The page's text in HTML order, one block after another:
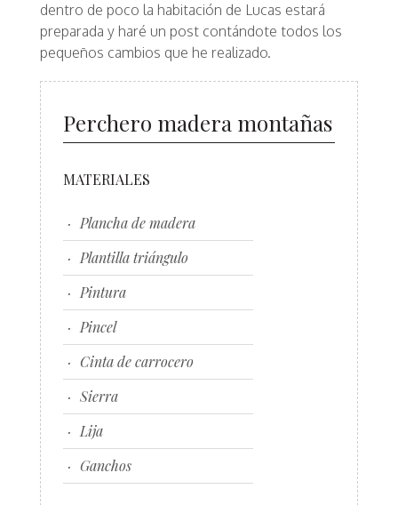
dentro de poco la habitación de Lucas estará
preparada y haré un post contándote todos los
pequeños cambios que he realizado.
Perchero madera montañas
MATERIALES
Plancha de madera
Plantilla triángulo
Pintura
Pincel
Cinta de carrocero
Sierra
Lija
Ganchos